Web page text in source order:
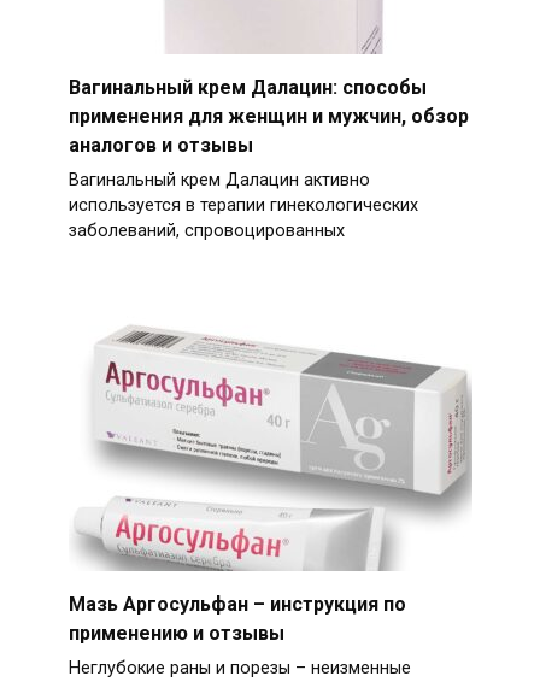
Вагинальный крем Далацин: способы
применения для женщин и мужчин, обзор
аналогов и отзывы
Вагинальный крем Далацин активно
используется в терапии гинекологических
заболеваний, спровоцированных
Мазь Аргосульфан – инструкция по
применению и отзывы
Неглубокие раны и порезы – неизменные